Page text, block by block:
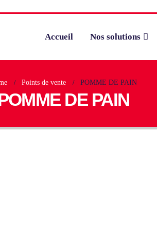
Accueil Nos solutions
Points de vente POMME DE PAIN
DE PAIN